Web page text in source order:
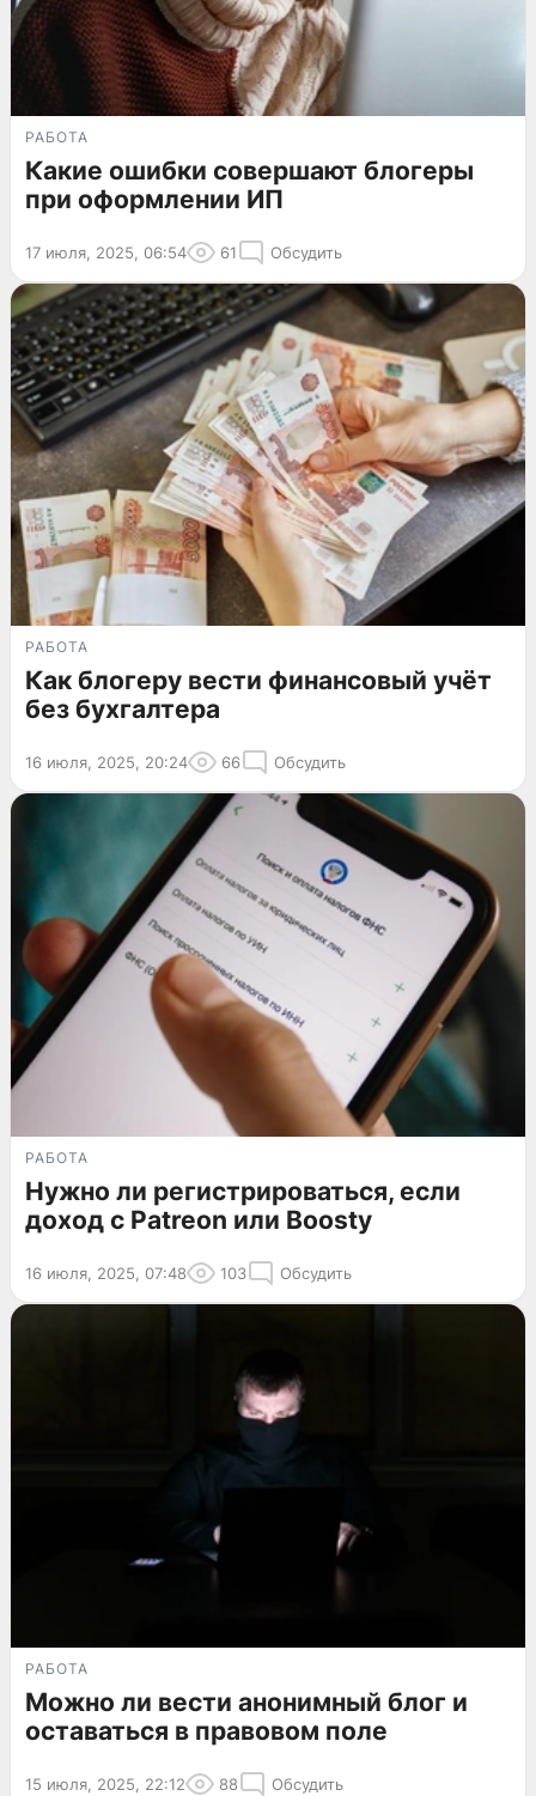
РАБОТА
Какие ошибки совершают блогеры
при оформлении ИП
17 июля, 2025, 06:54 61 Обсудить
РАБОТА
Как блогеру вести финансовый учёт
без бухгалтера
16 июля, 2025, 20:24 66 Обсудить
РАБОТА
Нужно ли регистрироваться, если
доход с Patreon или Boosty
16 июля, 2025, 07:48 103 Обсудить
РАБОТА
Можно ли вести анонимный блог и
оставаться в правовом поле
15 июля, 2025, 22:12 88 Обсудить